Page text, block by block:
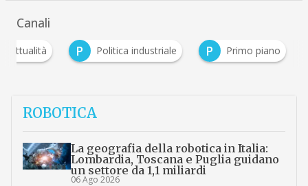
Canali
A
Attualità P Politica industriale P Primo
ROBOTICA
La geografia della robotica in Italia:
Lombardia, Toscana e Puglia guidano
un settore da 1,1 miliardi
06 Ago 2026